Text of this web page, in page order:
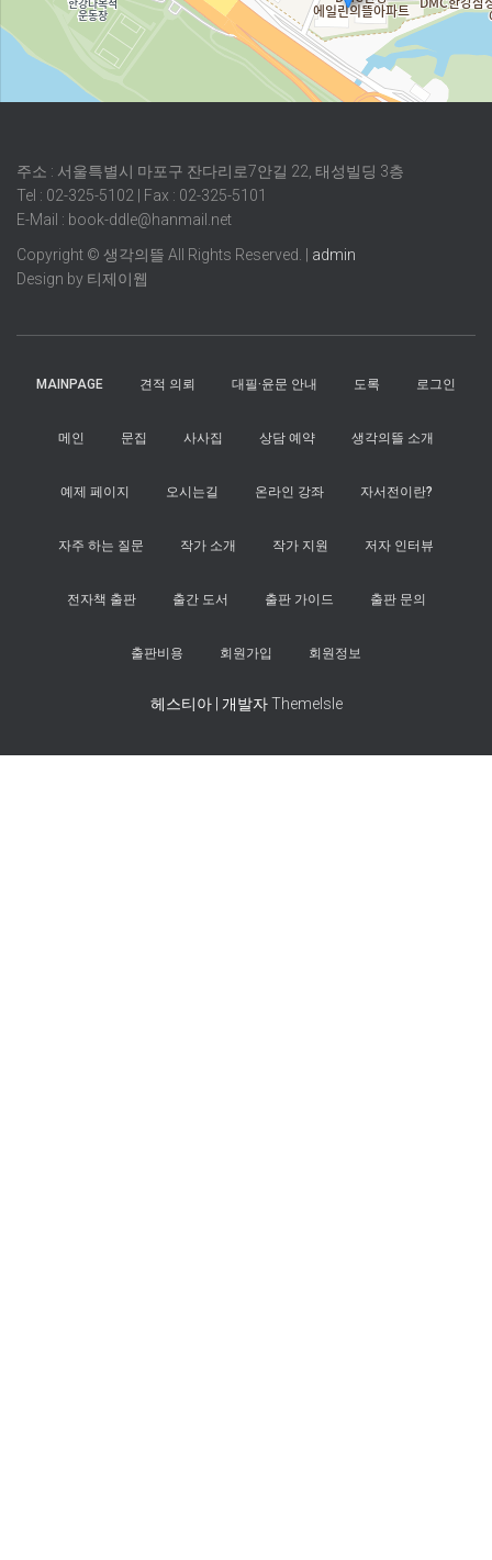
주소 : 서울특별시 마포구 잔다리로7안길 22, 태성빌딩 3층
Tel : 02-325-5102 | Fax : 02-325-5101
E-Mail : book-ddle@hanmail.net
Copyright © 생각의뜰 All Rights Reserved. | admin
Design by 티제이웹
MAINPAGE 견적 의뢰 대필·윤문 안내 도록 로그인
메인 문집 사사집 상담 예약 생각의뜰 소개
예제 페이지 오시는길 온라인 강좌 자서전이란?
자주 하는 질문 작가 소개 작가 지원 저자 인터뷰
전자책 출판 출간 도서 출판 가이드 출판 문의
출판비용 회원가입 회원정보
헤스티아 | 개발자ThemeIsle